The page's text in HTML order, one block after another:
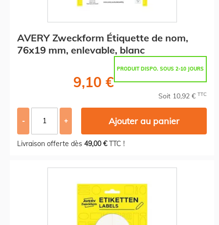
AVERY Zweckform Étiquette de nom,
76x19 mm, enlevable, blanc
PRODUIT DISPO. SOUS 2-10 JOURS
9,10 €
Soit 10,92 € TTC
- + Ajouter au panier
Livraison offerte dès 49,00 €TTC !